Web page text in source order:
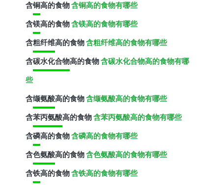
含铜高的食物含铜高的食物有哪些
含镁高的食物含镁高的食物有哪些
含粗纤维高的食物含粗纤维高的食物有哪些
含碳水化合物高的食物含碳水化合物高的食物有哪
些
含缬氨酸高的食物含缬氨酸高的食物有哪些
含苯丙氨酸高的食物含苯丙氨酸高的食物有哪些
含磷高的食物含磷高的食物有哪些
含色氨酸高的食物含色氨酸高的食物有哪些
含铁高的食物含铁高的食物有哪些